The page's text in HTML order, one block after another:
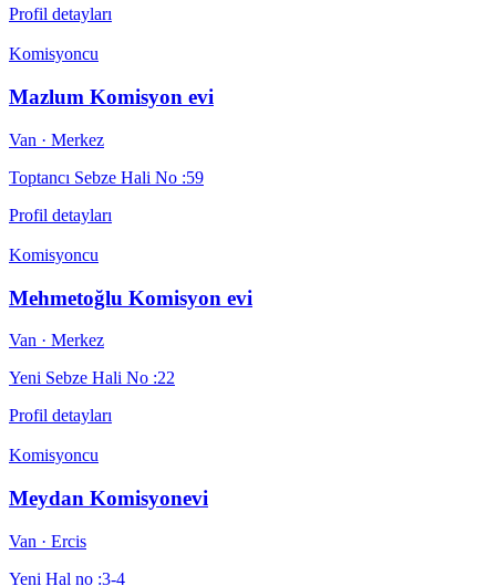
Profil detayları
Komisyoncu
Mazlum Komisyon evi
Van · Merkez
Toptancı Sebze Hali No :59
Profil detayları
Komisyoncu
Mehmetoğlu Komisyon evi
Van · Merkez
Yeni Sebze Hali No :22
Profil detayları
Komisyoncu
Meydan Komisyonevi
Van · Ercis
Yeni Hal no :3-4